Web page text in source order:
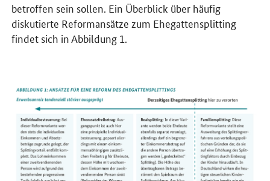
betroffen sein sollen. Ein Überblick über häufig
diskutierte Reformansätze zum Ehegattensplitting
findet sich in Abbildung 1.